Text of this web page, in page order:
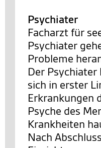
Psychiater
Facharzt für
Psychiater
Probleme
Der
sich in erster
Erkrankungen
Psyche des
Krankheiten
Nach